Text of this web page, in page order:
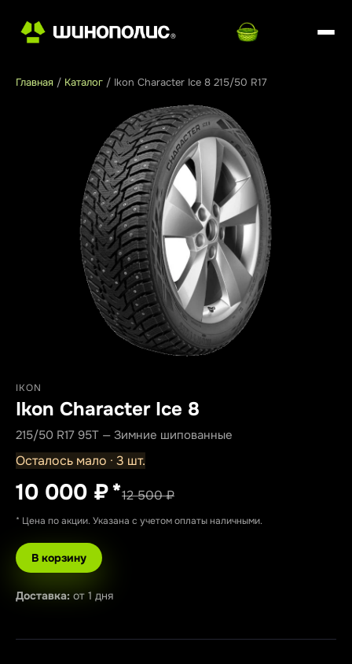
Главная / Каталог / Ikon Character Ice 8 215/50 R17
IKON
Ikon Character Ice 8
215/50 R17 95T — Зимние шипованные
Осталось мало · 3 шт.
10 000 ₽*12 500 ₽
* Цена по акции. Указана с учетом оплаты наличными.
В корзину
Доставка: от 1 дня